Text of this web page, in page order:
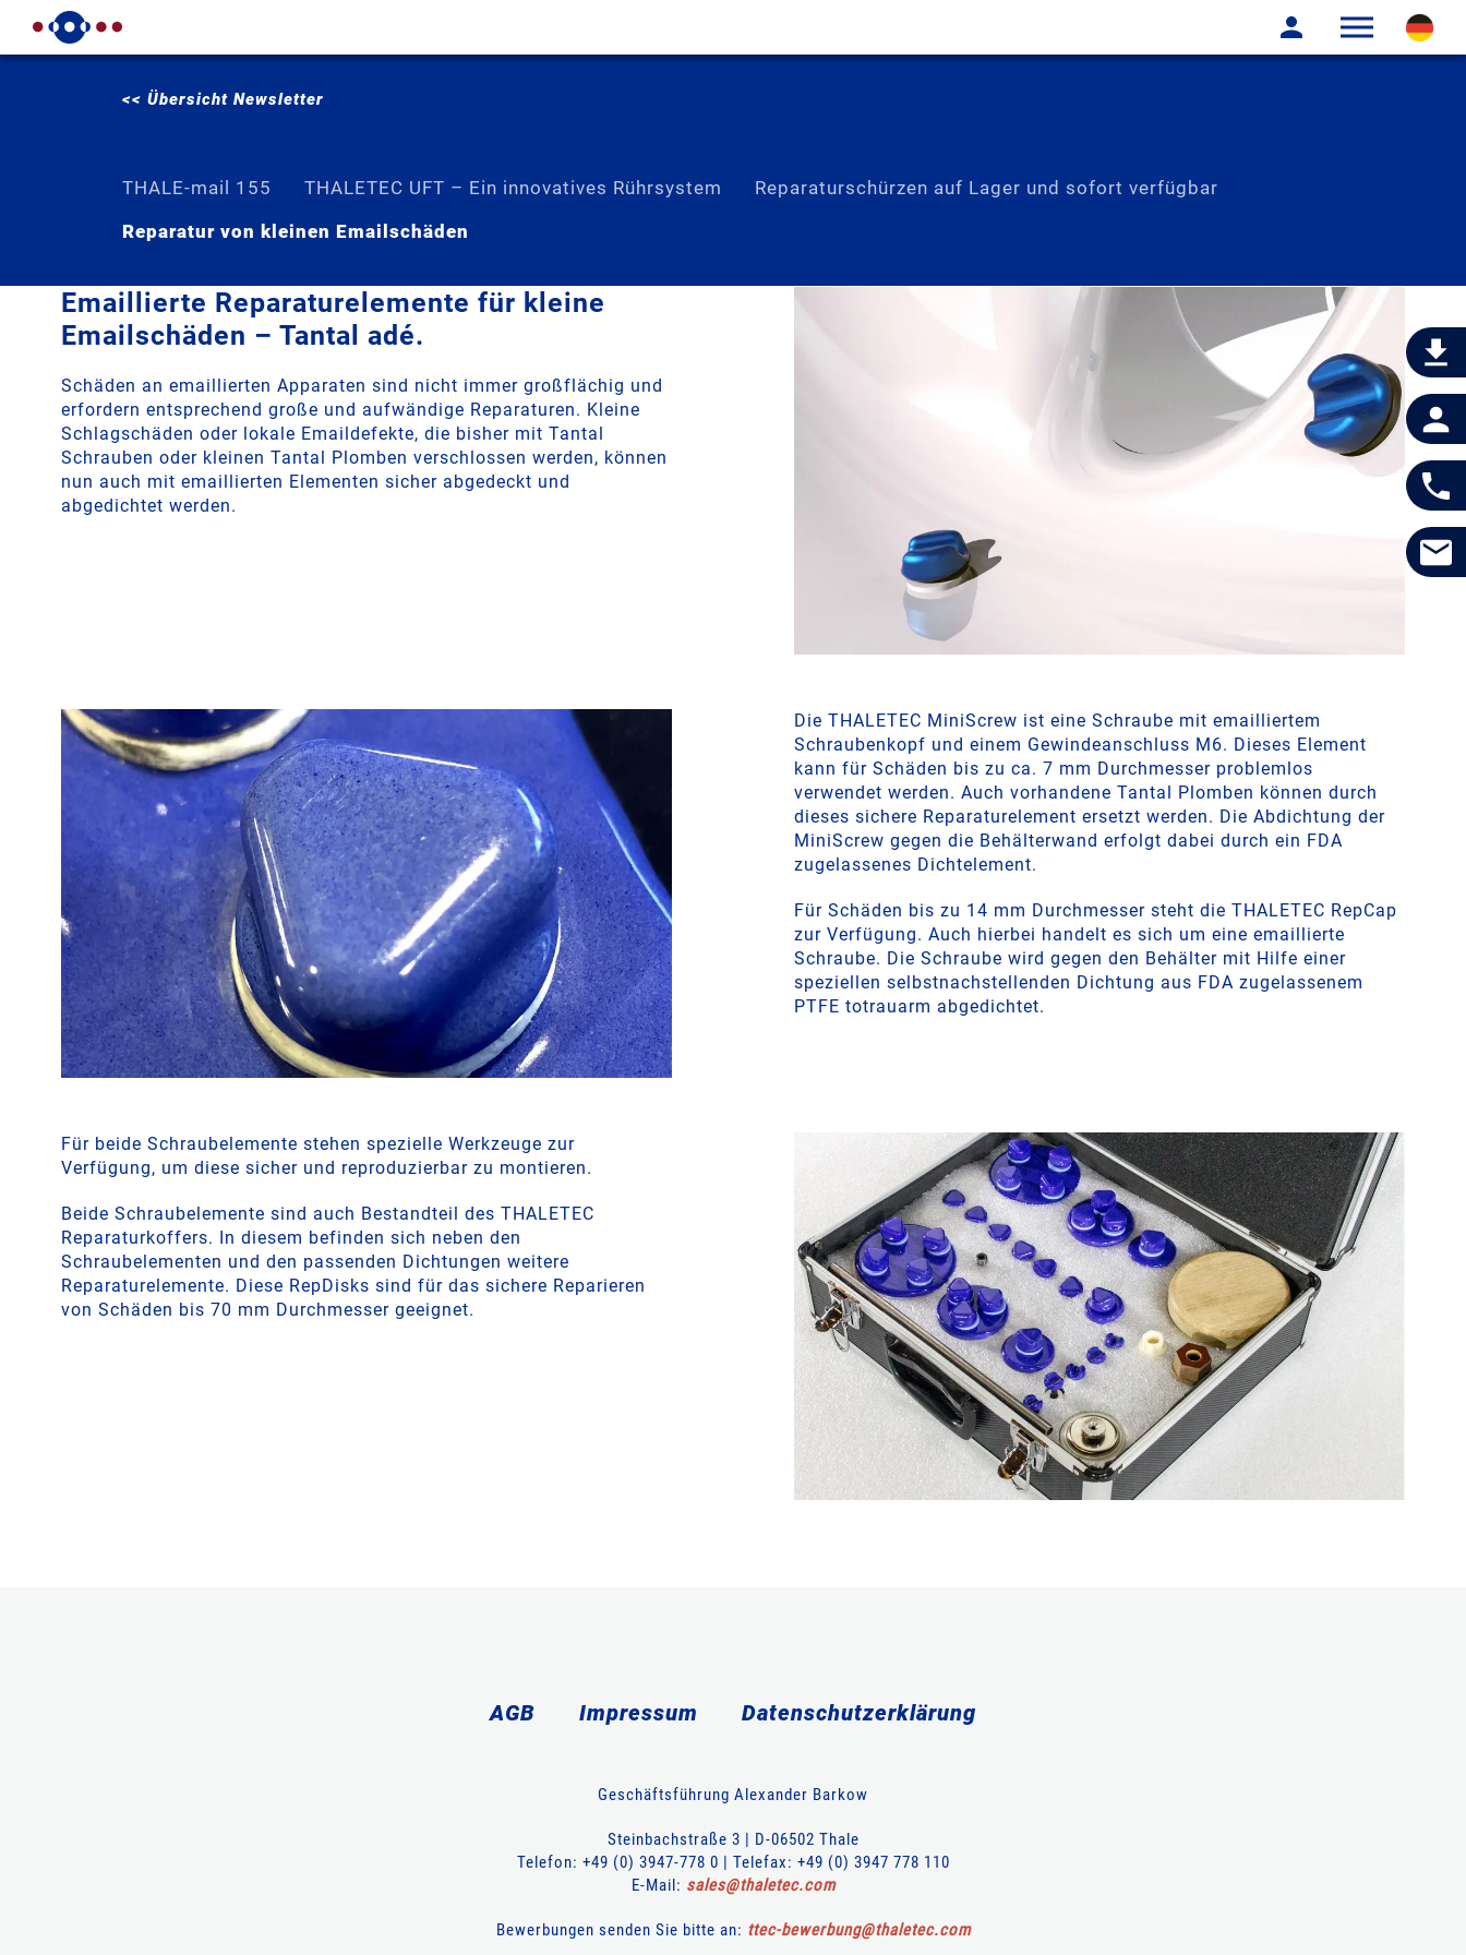
<< Übersicht Newsletter
THALE-mail 155 THALETEC UFT – Ein innovatives Rührsystem
Reparaturschürzen auf Lager und sofort verfügbar
Reparatur von kleinen Emailschäden
Emaillierte Reparaturelemente für kleine
Emailschäden – Tantal adé.
Schäden an emaillierten Apparaten sind nicht immer großflächig und
erfordern entsprechend große und aufwändige Reparaturen. Kleine
Schlagschäden oder lokale Emaildefekte, die bisher mit Tantal
Schrauben oder kleinen Tantal Plomben verschlossen werden, können
nun auch mit emaillierten Elementen sicher abgedeckt und
abgedichtet werden.
Die THALETEC MiniScrew ist eine Schraube mit emailliertem
Schraubenkopf und einem Gewindeanschluss M6. Dieses Element
kann für Schäden bis zu ca. 7 mm Durchmesser problemlos
verwendet werden. Auch vorhandene Tantal Plomben können durch
dieses sichere Reparaturelement ersetzt werden. Die Abdichtung der
MiniScrew gegen die Behälterwand erfolgt dabei durch ein FDA
zugelassenes Dichtelement.
Für Schäden bis zu 14 mm Durchmesser steht die THALETEC RepCap
zur Verfügung. Auch hierbei handelt es sich um eine emaillierte
Schraube. Die Schraube wird gegen den Behälter mit Hilfe einer
speziellen selbstnachstellenden Dichtung aus FDA zugelassenem
PTFE totrauarm abgedichtet.
Für beide Schraubelemente stehen spezielle Werkzeuge zur
Verfügung, um diese sicher und reproduzierbar zu montieren.
Beide Schraubelemente sind auch Bestandteil des THALETEC
Reparaturkoffers. In diesem befinden sich neben den
Schraubelementen und den passenden Dichtungen weitere
Reparaturelemente. Diese RepDisks sind für das sichere Reparieren
von Schäden bis 70 mm Durchmesser geeignet.
AGB Impressum Datenschutzerklärung
Geschäftsführung Alexander Barkow
Steinbachstraße 3 | D-06502 Thale
Telefon: +49 (0) 3947-778 0 | Telefax: +49 (0) 3947 778 110
E-Mail: sales@thaletec.com
Bewerbungen senden Sie bitte an: ttec-bewerbung@thaletec.com